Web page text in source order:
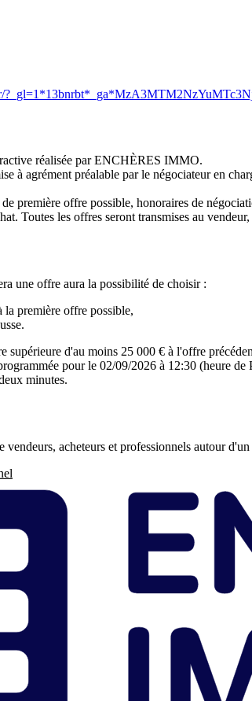
réalisée par ENCHÈRES IMMO.
à agrément préalable par le négociateur en
première offre possible, honoraires de
Toutes les offres seront transmises au
une offre aura la possibilité de choisir :
la première offre possible,
supérieure d'au moins 25 000 € à l'offre
pour le 02/09/2026 à 12:30 (heure
minutes.
acheteurs et professionnels autour